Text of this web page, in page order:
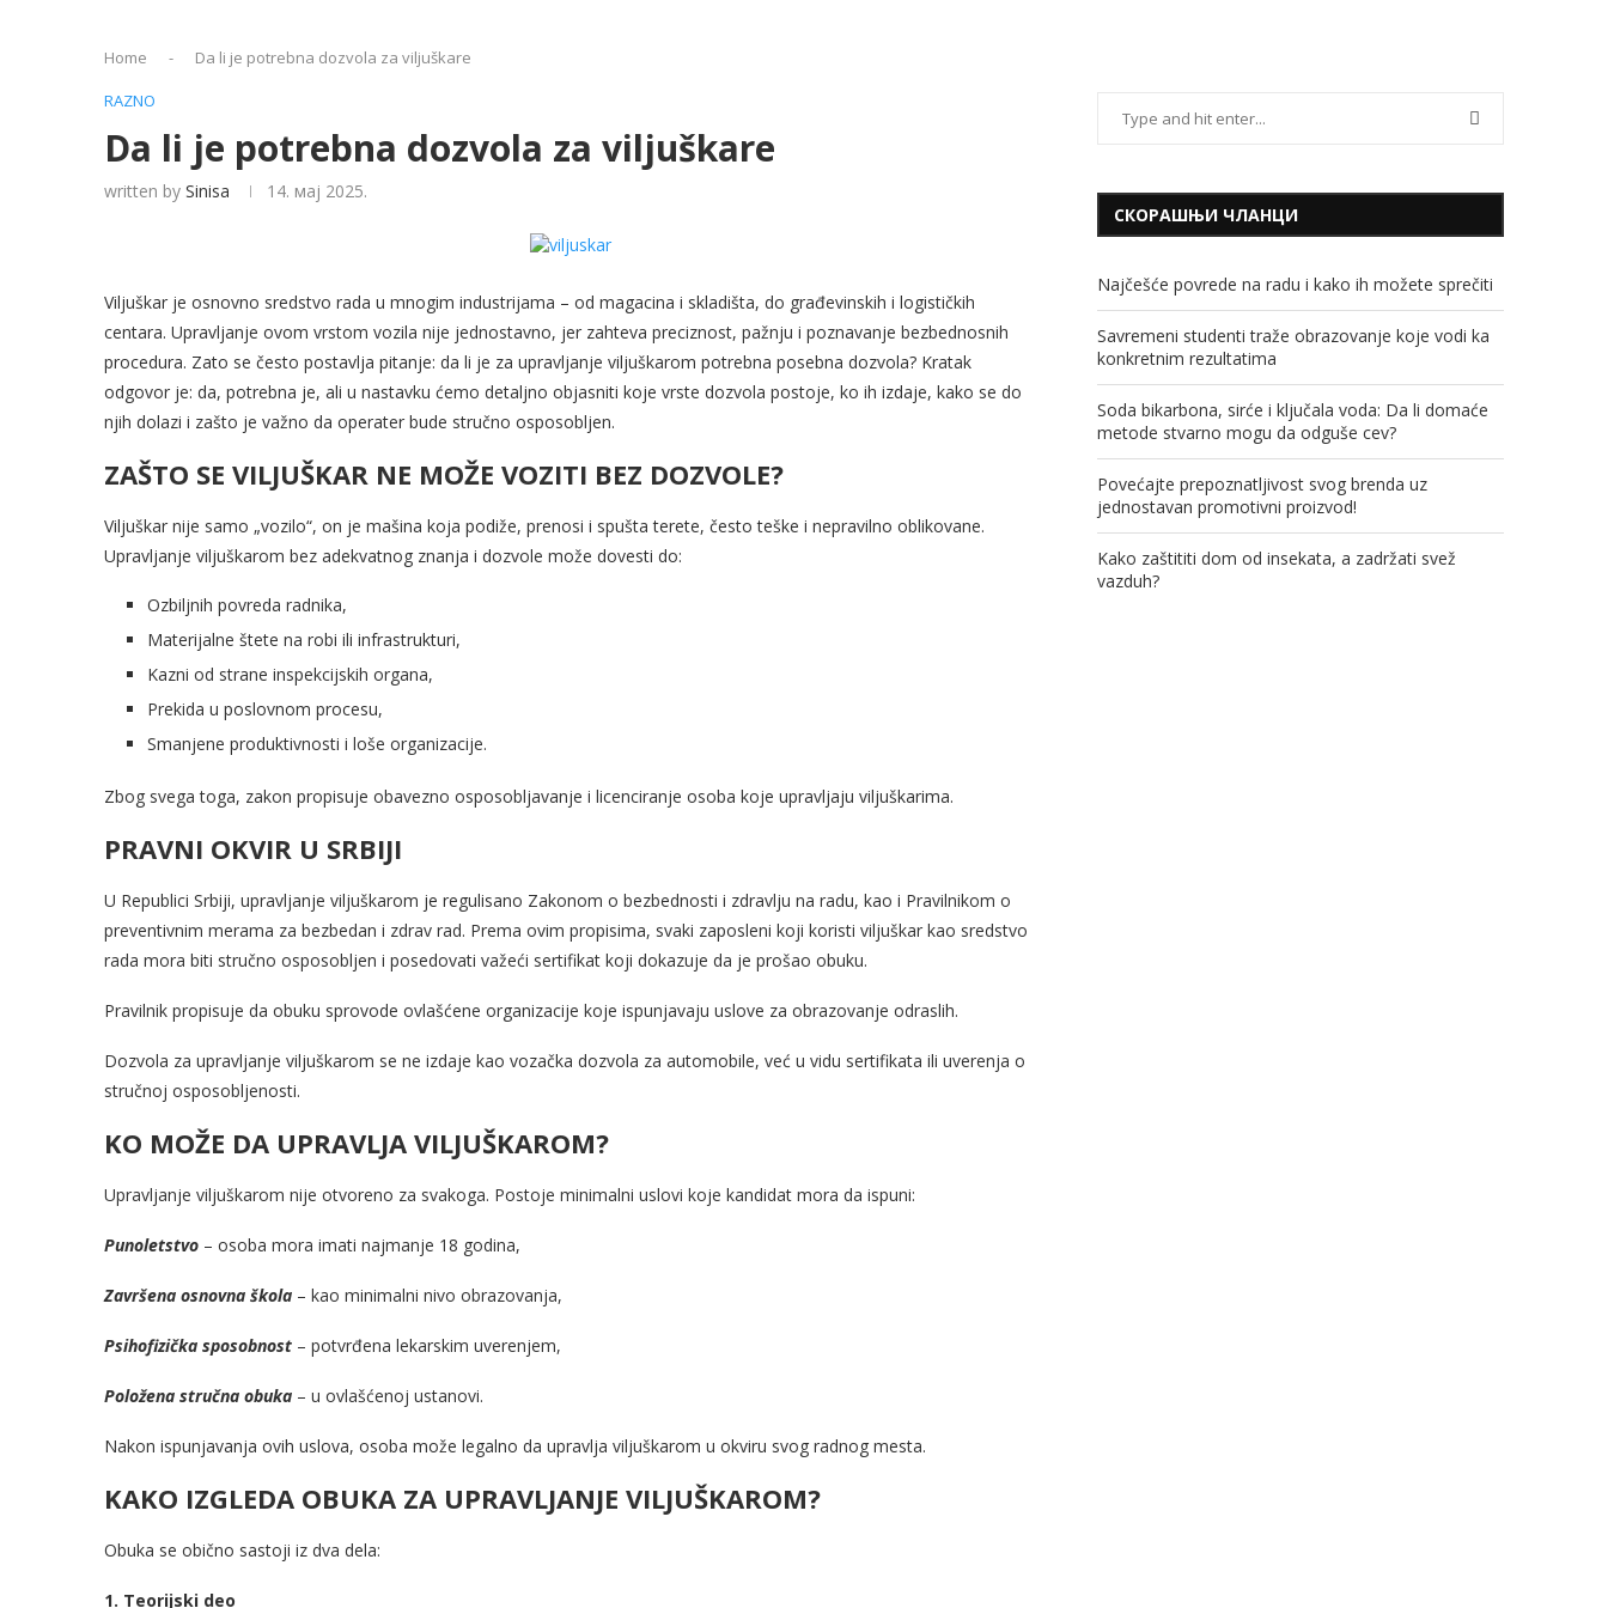
Home -
Da li je potrebna dozvola za viljuškare
RAZNO
Da li je potrebna dozvola za viljuškare
written by Sinisa 14. мај 2025.
Viljuškar je osnovno sredstvo rada u mnogim industrijama – od magacina i skladišta, do građevinskih i logističkih
centara. Upravljanje ovom vrstom vozila nije jednostavno, jer zahteva preciznost, pažnju i poznavanje bezbednosnih
procedura. Zato se često postavlja pitanje: da li je za upravljanje viljuškarom potrebna posebna dozvola? Kratak
odgovor je: da, potrebna je, ali u nastavku ćemo detaljno objasniti koje vrste dozvola postoje, ko ih izdaje, kako se do
njih dolazi i zašto je važno da operater bude stručno osposobljen.
ZAŠTO SE VILJUŠKAR NE MOŽE VOZITI BEZ DOZVOLE?
Viljuškar nije samo „vozilo“, on je mašina koja podiže, prenosi i spušta terete, često teške i nepravilno oblikovane.
Upravljanje viljuškarom bez adekvatnog znanja i dozvole može dovesti do:
Ozbiljnih povreda radnika,
Materijalne štete na robi ili infrastrukturi,
Kazni od strane inspekcijskih organa,
Prekida u poslovnom procesu,
Smanjene produktivnosti i loše organizacije.
Zbog svega toga, zakon propisuje obavezno osposobljavanje i licenciranje osoba koje upravljaju viljuškarima.
PRAVNI OKVIR U SRBIJI
U Republici Srbiji, upravljanje viljuškarom je regulisano Zakonom o bezbednosti i zdravlju na radu, kao i Pravilnikom o
preventivnim merama za bezbedan i zdrav rad. Prema ovim propisima, svaki zaposleni koji koristi viljuškar kao sredstvo
rada mora biti stručno osposobljen i posedovati važeći sertifikat koji dokazuje da je prošao obuku.
Pravilnik propisuje da obuku sprovode ovlašćene organizacije koje ispunjavaju uslove za obrazovanje odraslih.
Dozvola za upravljanje viljuškarom se ne izdaje kao vozačka dozvola za automobile, već u vidu sertifikata ili uverenja o
stručnoj osposobljenosti.
KO MOŽE DA UPRAVLJA VILJUŠKAROM?
Upravljanje viljuškarom nije otvoreno za svakoga. Postoje minimalni uslovi koje kandidat mora da ispuni:
Punoletstvo – osoba mora imati najmanje 18 godina,
Završena osnovna škola – kao minimalni nivo obrazovanja,
Psihofizička sposobnost – potvrđena lekarskim uverenjem,
Položena stručna obuka – u ovlašćenoj ustanovi.
Nakon ispunjavanja ovih uslova, osoba može legalno da upravlja viljuškarom u okviru svog radnog mesta.
KAKO IZGLEDA OBUKA ZA UPRAVLJANJE VILJUŠKAROM?
Obuka se obično sastoji iz dva dela:
1. Teorijski deo
СКОРАШЊИ ЧЛАНЦИ
Najčešće povrede na radu i kako ih možete sprečiti
Savremeni studenti traže obrazovanje koje vodi ka
konkretnim rezultatima
Soda bikarbona, sirće i ključala voda: Da li domaće
metode stvarno mogu da odguše cev?
Povećajte prepoznatljivost svog brenda uz
jednostavan promotivni proizvod!
Kako zaštititi dom od insekata, a zadržati svež
vazduh?